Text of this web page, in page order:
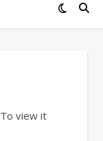
view it